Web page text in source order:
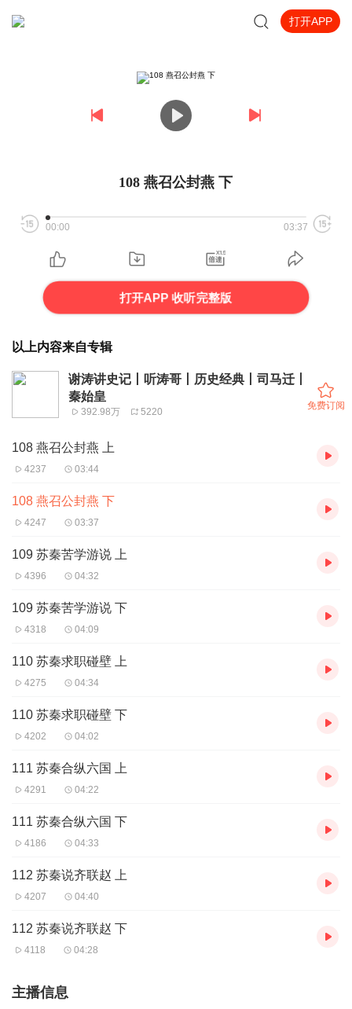
打开APP
108 燕召公封燕 下
00:00 03:37
打开APP 收听完整版
以上内容来自专辑
谢涛讲史记丨听涛哥丨历史经典丨司马迁丨
秦始皇
392.98万 5220
免费订阅
108 燕召公封燕 上
4237 03:44
108 燕召公封燕 下
4247 03:37
109 苏秦苦学游说 上
4396 04:32
109 苏秦苦学游说 下
4318 04:09
110 苏秦求职碰壁 上
4275 04:34
110 苏秦求职碰壁 下
4202 04:02
111 苏秦合纵六国 上
4291 04:22
111 苏秦合纵六国 下
4186 04:33
112 苏秦说齐联赵 上
4207 04:40
112 苏秦说齐联赵 下
4118 04:28
主播信息